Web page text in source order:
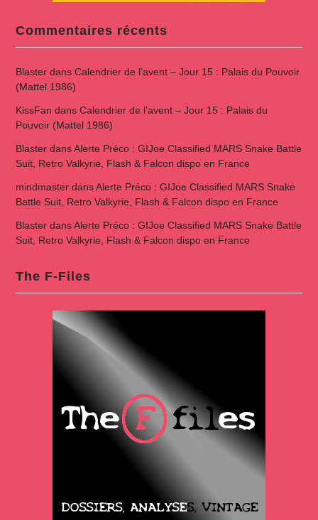
Commentaires récents
Blasterdans Calendrier de l’avent – Jour 15 : Palais du Pouvoir
(Mattel 1986)
KissFan dans Calendrier de l’avent – Jour 15 : Palais du
Pouvoir (Mattel 1986)
BlasterdansAlerte Préco : GIJoe Classified MARS Snake Battle
Suit, Retro Valkyrie, Flash & Falcon dispo en France
mindmasterdansAlerte Préco : GIJoe Classified MARS Snake
Battle Suit, Retro Valkyrie, Flash & Falcon dispo en France
BlasterdansAlerte Préco : GIJoe Classified MARS Snake Battle
Suit, Retro Valkyrie, Flash & Falcon dispo en France
The F-Files